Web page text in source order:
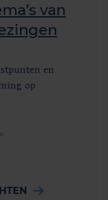
van
en
op